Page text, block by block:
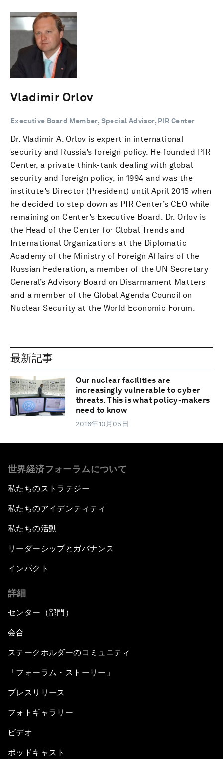
Vladimir Orlov
Executive Board Member, Special Advisor, PIR Center
Dr. Vladimir A. Orlov is expert in international
security and Russia’s foreign policy. He founded PIR
Center, a private think-tank dealing with global
security and foreign policy, in 1994 and was the
institute’s Director (President) until April 2015 when
he decided to step down as PIR Center’s CEO while
remaining on Center’s Executive Board. Dr. Orlov is
the Head of the Center for Global Trends and
International Organizations at the Diplomatic
Academy of the Ministry of Foreign Affairs of the
Russian Federation, a member of the UN Secretary
General’s Advisory Board on Disarmament Matters
and a member of the Global Agenda Council on
Nuclear Security at the World Economic Forum.
最新記事
Our nuclear facilities are
increasingly vulnerable to cyber
threats. This is what policy-makers
need to know
2016年10月05日
世界経済フォーラムについて
私たちのストラテジー
私たちのアイデンティティ
私たちの活動
リーダーシップとガバナンス
インパクト
詳細
センター（部門）
会合
ステークホルダーのコミュニティ
「フォーラム・ストーリー」
プレスリリース
フォトギャラリー
ビデオ
ポッドキャスト